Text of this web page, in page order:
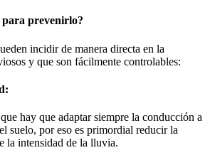
para prevenirlo?
incidir de manera directa en la
y que son fácilmente controlables:
hay que adaptar siempre la conducción a
suelo, por eso es primordial reducir la
la intensidad de la lluvia.